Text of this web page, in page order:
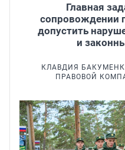
Главная
сопровождении
допустить
и
КЛАВДИЯ
ПРАВОВОЙ